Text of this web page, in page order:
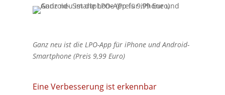
Ganz neu ist die LPO-App für iPhone und Android-
Smartphone (Preis 9,99 Euro)
Eine Verbesserung ist erkennbar